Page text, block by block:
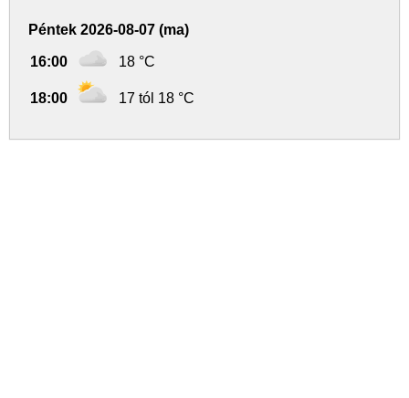
Péntek 2026-08-07 (ma)
16:00 18 °C
18:00 17 tól 18 °C